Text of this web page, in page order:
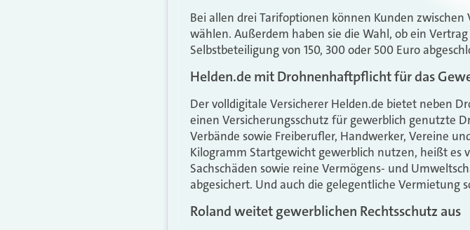
Bei allen drei Tarifoptionen können Kunden
wählen. Außerdem haben sie die Wahl, ob ein
Selbstbeteiligung von 150, 300 oder 500 Euro
Helden.de mit Drohnenhaftpflicht für das
Der volldigitale Versicherer Helden.de bietet neben
einen Versicherungsschutz für gewerblich genutzte
Verbände sowie Freiberufler, Handwerker, Vereine
Kilogramm Startgewicht gewerblich nutzen, heißt es
Sachschäden sowie reine Vermögens- und
abgesichert. Und auch die gelegentliche Vermietung
Roland weitet gewerblichen Rechtsschutz aus